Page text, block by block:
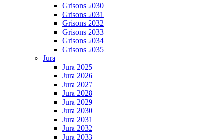
Grisons 2030
Grisons 2031
Grisons 2032
Grisons 2033
Grisons 2034
Grisons 2035
Jura
Jura 2025
Jura 2026
Jura 2027
Jura 2028
Jura 2029
Jura 2030
Jura 2031
Jura 2032
Jura 2033